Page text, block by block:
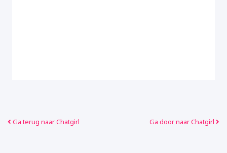
Ga terug naar Chatgirl Ga door naar Chatgirl